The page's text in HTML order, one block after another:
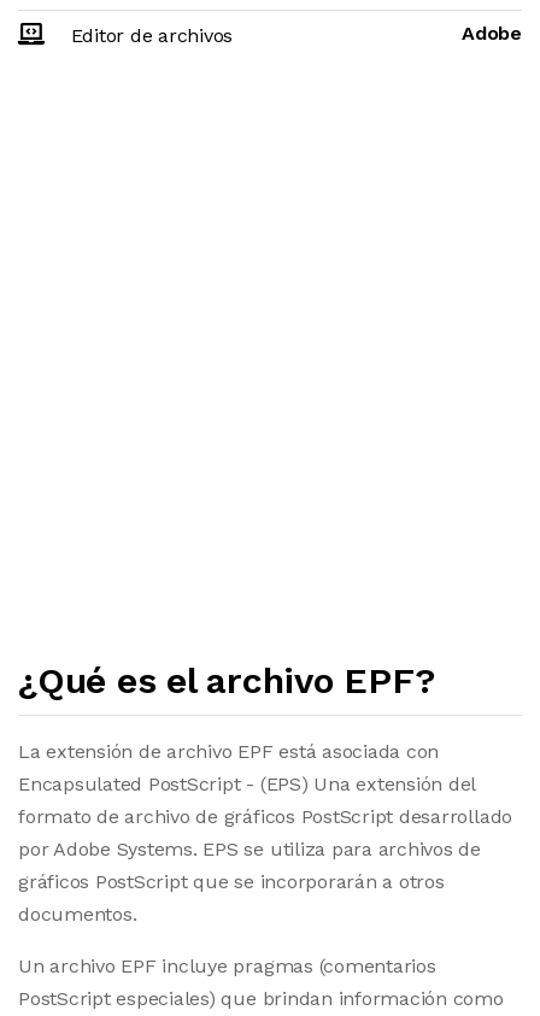
Editor de archivos Adobe
¿Qué es el archivo EPF?
La extensión de archivo EPF está asociada con
Encapsulated PostScript - (EPS) Una extensión del
formato de archivo de gráficos PostScript desarrollado
por Adobe Systems. EPS se utiliza para archivos de
gráficos PostScript que se incorporarán a otros
documentos.
Un archivo EPF incluye pragmas (comentarios
PostScript especiales) que brindan información como